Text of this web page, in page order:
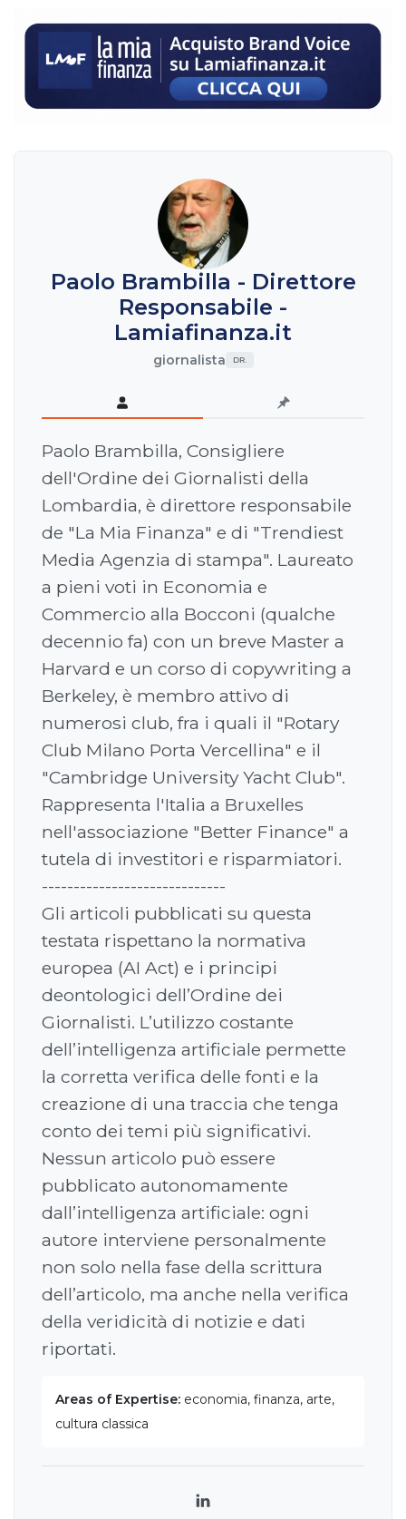
Paolo Brambilla - Direttore
Responsabile -
Lamiafinanza.it
giornalista DR.
Paolo Brambilla, Consigliere
dell'Ordine dei Giornalisti della
Lombardia, è direttore responsabile
de "La Mia Finanza" e di "Trendiest
Media Agenzia di stampa". Laureato
a pieni voti in Economia e
Commercio alla Bocconi (qualche
decennio fa) con un breve Master a
Harvard e un corso di copywriting a
Berkeley, è membro attivo di
numerosi club, fra i quali il "Rotary
Club Milano Porta Vercellina" e il
"Cambridge University Yacht Club".
Rappresenta l'Italia a Bruxelles
nell'associazione "Better Finance" a
tutela di investitori e risparmiatori.
-----------------------------
Gli articoli pubblicati su questa
testata rispettano la normativa
europea (AI Act) e i principi
deontologici dell’Ordine dei
Giornalisti. L’utilizzo costante
dell’intelligenza artificiale permette
la corretta verifica delle fonti e la
creazione di una traccia che tenga
conto dei temi più significativi.
Nessun articolo può essere
pubblicato autonomamente
dall’intelligenza artificiale: ogni
autore interviene personalmente
non solo nella fase della scrittura
dell’articolo, ma anche nella verifica
della veridicità di notizie e dati
riportati.
Areas of Expertise: economia, finanza, arte,
cultura classica
LinkedIn